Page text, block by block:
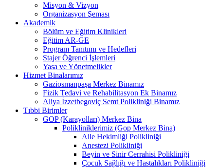
Misyon & Vizyon
Organizasyon Şeması
Akademik
Bölüm ve Eğitim Klinikleri
Eğitim AR-GE
Program Tanıtımı ve Hedefleri
Stajer Öğrenci İşlemleri
Yasa ve Yönetmelikler
Hizmet Binalarımız
Gaziosmanpaşa Merkez Binamız
Fizik Tedavi ve Rehabilitasyon Ek Binamız
Aliya İzzetbegoviç Semt Polikliniği Binamız
Tıbbi Birimler
GOP (Karayolları) Merkez Bina
Polikliniklerimiz (Gop Merkez Bina)
Aile Hekimliği Polikliniği
Anestezi Polikliniği
Beyin ve Sinir Cerrahisi Polikliniği
Çocuk Sağlığı ve Hastalıkları Polikliniği